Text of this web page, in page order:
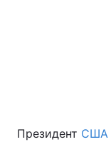
Президент США